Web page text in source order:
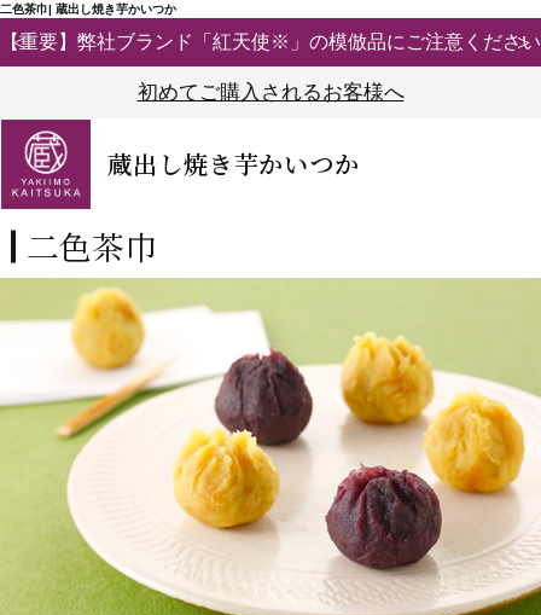
二色茶巾| 蔵出し焼き芋かいつか
【重要】弊社ブランド「紅天使※」の模倣品にご注意ください
初めてご購入されるお客様へ
蔵出し焼き芋かいつか
二色茶巾